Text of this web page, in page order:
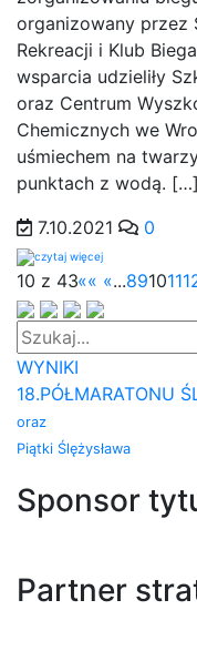
organizowany przez
Rekreacji i Klub
wsparcia udzieliły
oraz Centrum
Chemicznych we
uśmiechem na
punktach z wodą. […]
7.10.2021
0
10 z 43«« «...891011
WYNIKI
18.PÓŁMARATONU
oraz
Piątki Ślężysława
Sponsor
Partner